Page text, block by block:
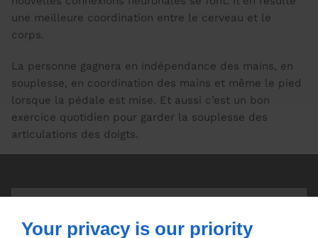
une meilleure coordination entre le cerveau et le
corps.
La personne gagnera en indépendance des mains, en
souplesse, en coordination des mains et même le pied
lorsque la pédale est mise. Et aussi c’est un bon
exercice quotidien pour garder la souplesse des
articulations des doigts.
Je vous invite à aller lire leurs articles
Your privacy is our priority